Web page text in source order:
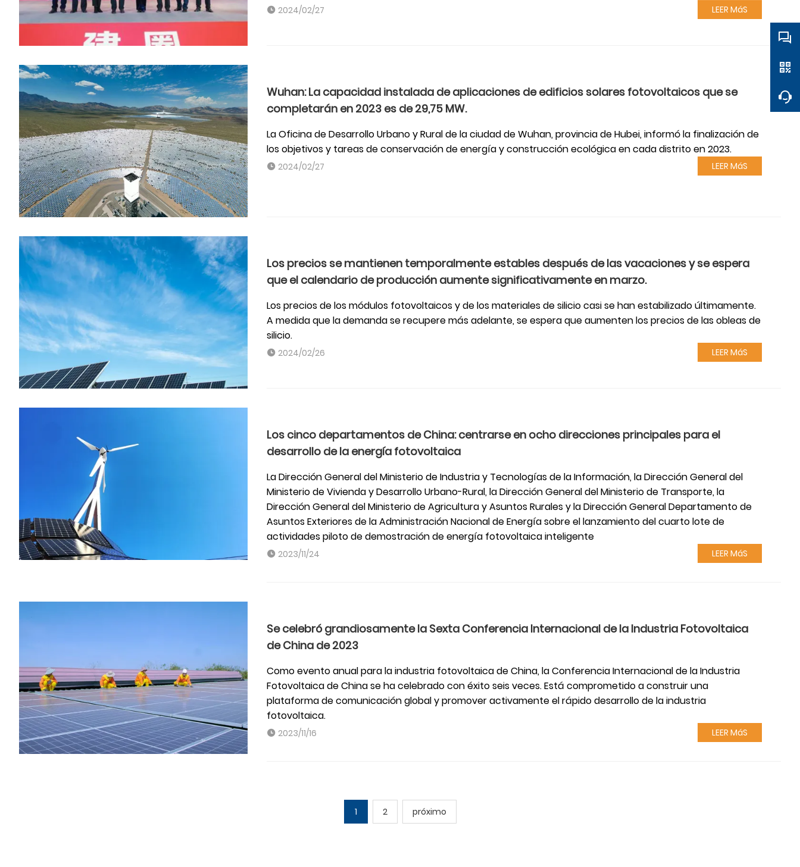
2024/02/27 LEER MáS
Wuhan: La capacidad instalada de aplicaciones de edificios solares fotovoltaicos que se
completarán en 2023 es de 29,75 MW.
La Oficina de Desarrollo Urbano y Rural de la ciudad de Wuhan, provincia de Hubei, informó la finalización de
los objetivos y tareas de conservación de energía y construcción ecológica en cada distrito en 2023.
2024/02/27 LEER MáS
Los precios se mantienen temporalmente estables después de las vacaciones y se espera
que el calendario de producción aumente significativamente en marzo.
Los precios de los módulos fotovoltaicos y de los materiales de silicio casi se han estabilizado últimamente.
A medida que la demanda se recupere más adelante, se espera que aumenten los precios de las obleas de
silicio.
2024/02/26 LEER MáS
Los cinco departamentos de China: centrarse en ocho direcciones principales para el
desarrollo de la energía fotovoltaica
La Dirección General del Ministerio de Industria y Tecnologías de la Información, la Dirección General del
Ministerio de Vivienda y Desarrollo Urbano-Rural, la Dirección General del Ministerio de Transporte, la
Dirección General del Ministerio de Agricultura y Asuntos Rurales y la Dirección General Departamento de
Asuntos Exteriores de la Administración Nacional de Energía sobre el lanzamiento del cuarto lote de
actividades piloto de demostración de energía fotovoltaica inteligente
2023/11/24 LEER MáS
Se celebró grandiosamente la Sexta Conferencia Internacional de la Industria Fotovoltaica
de China de 2023
Como evento anual para la industria fotovoltaica de China, la Conferencia Internacional de la Industria
Fotovoltaica de China se ha celebrado con éxito seis veces. Está comprometido a construir una
plataforma de comunicación global y promover activamente el rápido desarrollo de la industria
fotovoltaica.
2023/11/16 LEER MáS
1 2 próximo